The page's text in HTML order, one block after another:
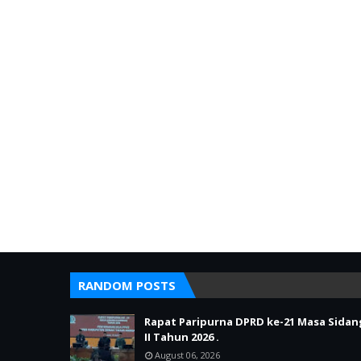
RANDOM POSTS
Rapat Paripurna DPRD ke-21 Masa
II Tahun 2026 .
August 06, 2026